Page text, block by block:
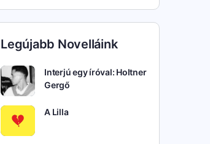
Legújabb Novelláink
Interjú egy íróval: Holtner
Gergő
A Lilla